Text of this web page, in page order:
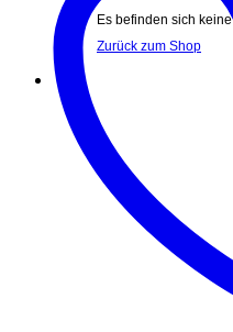
Es befinden sich
Zurück zum Shop